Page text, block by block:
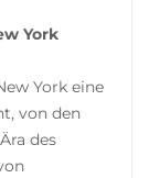
York
York eine
von den
des